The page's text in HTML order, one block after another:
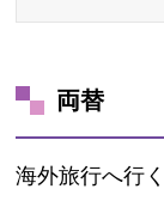
両替
海外旅行へ行